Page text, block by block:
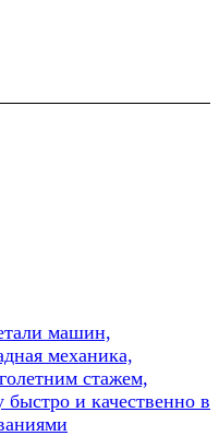
машин,
механика,
стажем,
и качественно в